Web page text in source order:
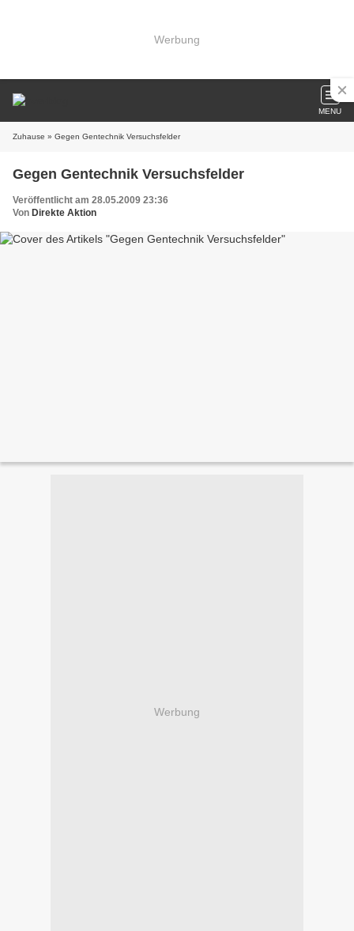
Werbung
MENU
Zuhause » Gegen Gentechnik Versuchsfelder
Gegen Gentechnik Versuchsfelder
Veröffentlicht am 28.05.2009 23:36
Von Direkte Aktion
Werbung